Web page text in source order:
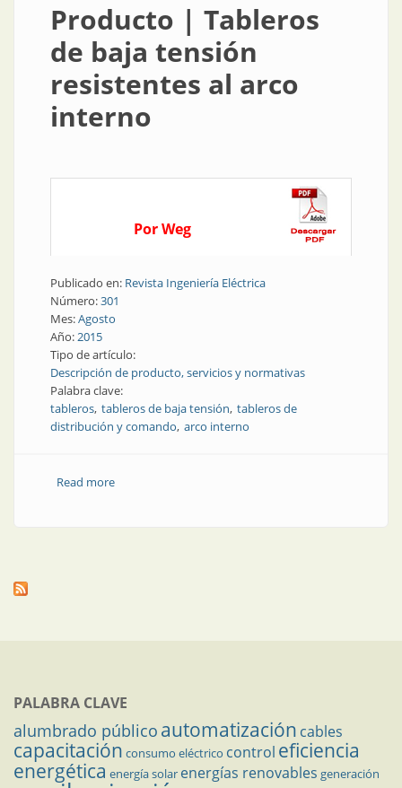
Producto | Tableros
de baja tensión
resistentes al arco
interno
Por Weg
Publicado en: Revista Ingeniería Eléctrica
Número:301
Mes:Agosto
Año:2015
Tipo de artículo:
Descripción de producto, servicios y normativas
Palabra clave:
tableros tableros de baja tensión tableros de
distribución y comando arco interno
Read moreabout Producto | Tableros de baja tensión
PALABRA CLAVE
alumbrado público automatización cables
capacitación consumo eléctrico control eficiencia
energética energía solar energías renovables generación